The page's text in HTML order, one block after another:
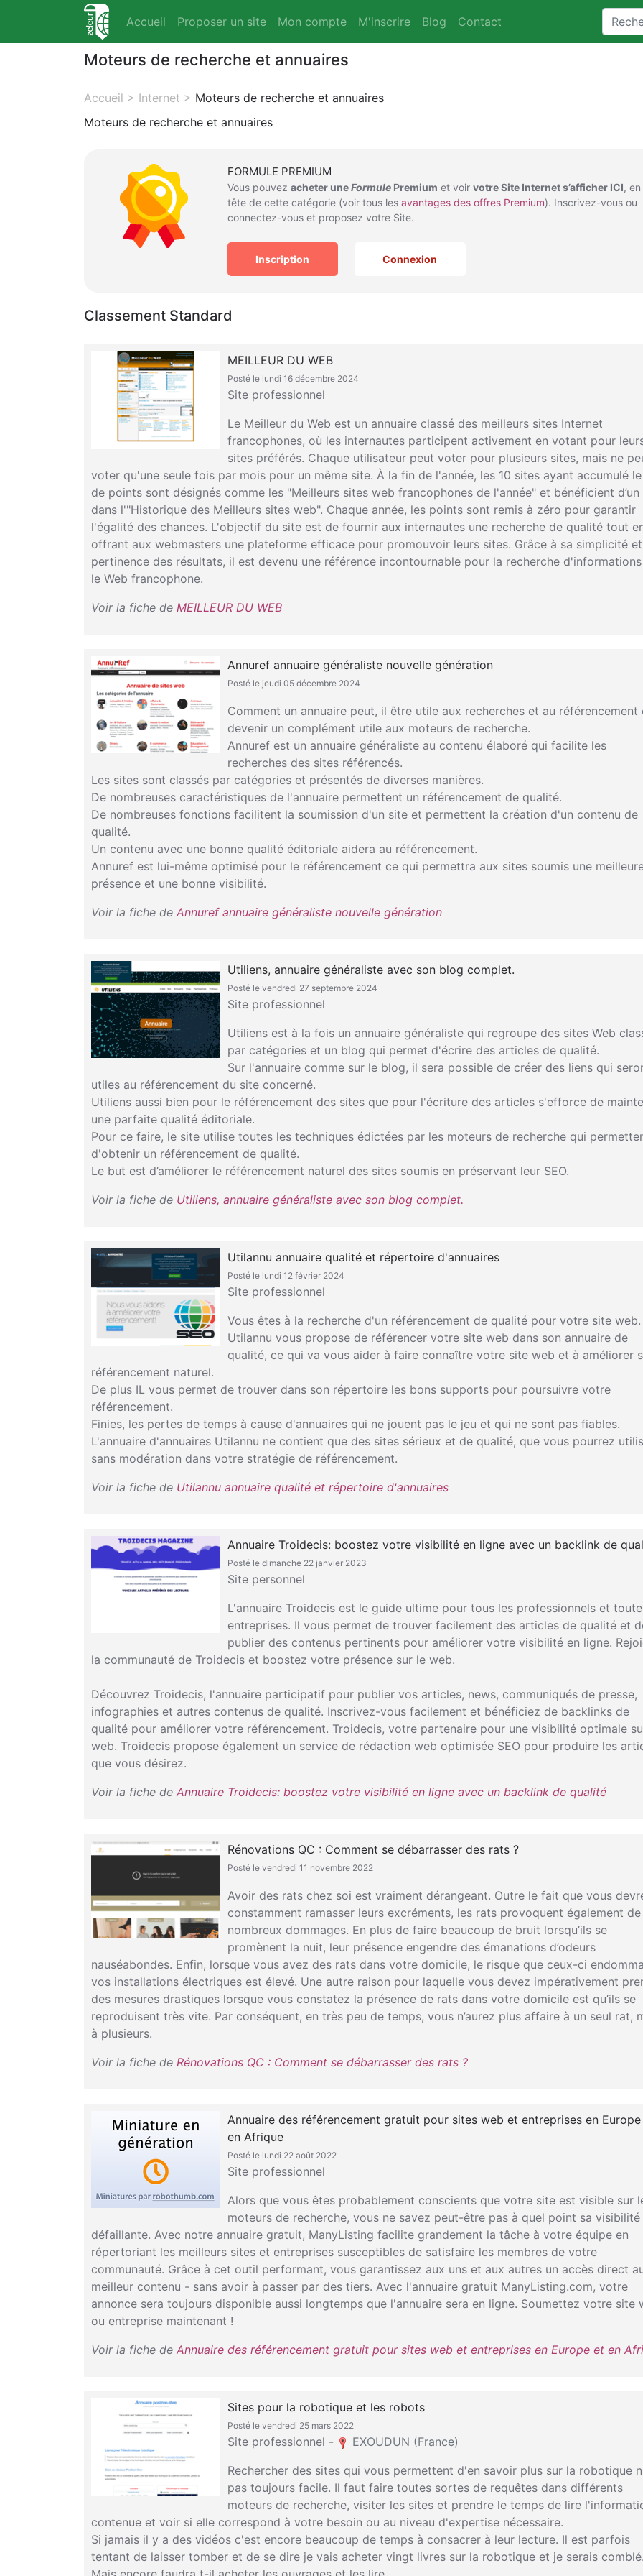
Accueil Proposer un site Mon compte M'inscrire Blog Contact
Moteurs de recherche et annuaires
Accueil > Internet > Moteurs de recherche et annuaires
Moteurs de recherche et annuaires
FORMULE PREMIUM
Vous pouvez acheter uneFormule Premium et voir votre Site Internet s’afficher ICI, en
tête de cette catégorie (voir tous les avantages des offres Premium). Inscrivez-vous ou
connectez-vous et proposez votre Site.
Inscription Connexion
Classement Standard
MEILLEUR DU WEB
Posté le lundi 16 décembre 2024
Site professionnel
Le Meilleur du Web est un annuaire classé des meilleurs sites Internet
francophones, où les internautes participent activement en votant pour
sites préférés. Chaque utilisateur peut voter pour plusieurs sites, mais ne
voter qu'une seule fois par mois pour un même site. À la fin de l'année, les 10 sites ayant accumulé
de points sont désignés comme les "Meilleurs sites web francophones de l'année" et bénéficient d’un
dans l'"Historique des Meilleurs sites web". Chaque année, les points sont remis à zéro pour garantir
l'égalité des chances. L'objectif du site est de fournir aux internautes une recherche de qualité tout
offrant aux webmasters une plateforme efficace pour promouvoir leurs sites. Grâce à sa simplicité
pertinence des résultats, il est devenu une référence incontournable pour la recherche
le Web francophone.
Voir la fiche de MEILLEUR DU WEB
Annuref annuaire généraliste nouvelle génération
Posté le jeudi 05 décembre 2024
Comment un annuaire peut, il être utile aux recherches et au référencement
devenir un complément utile aux moteurs de recherche.
Annuref est un annuaire généraliste au contenu élaboré qui facilite les
recherches des sites référencés.
Les sites sont classés par catégories et présentés de diverses manières.
De nombreuses caractéristiques de l'annuaire permettent un référencement de qualité.
De nombreuses fonctions facilitent la soumission d'un site et permettent la création d'un contenu de
qualité.
Un contenu avec une bonne qualité éditoriale aidera au référencement.
Annuref est lui-même optimisé pour le référencement ce qui permettra aux sites soumis une
présence et une bonne visibilité.
Voir la fiche de Annuref annuaire généraliste nouvelle génération
Utiliens, annuaire généraliste avec son blog complet.
Posté le vendredi 27 septembre 2024
Site professionnel
Utiliens est à la fois un annuaire généraliste qui regroupe des sites Web
par catégories et un blog qui permet d'écrire des articles de qualité.
Sur l'annuaire comme sur le blog, il sera possible de créer des liens qui
utiles au référencement du site concerné.
Utiliens aussi bien pour le référencement des sites que pour l'écriture des articles s'efforce de
une parfaite qualité éditoriale.
Pour ce faire, le site utilise toutes les techniques édictées par les moteurs de recherche qui
d'obtenir un référencement de qualité.
Le but est d’améliorer le référencement naturel des sites soumis en préservant leur SEO.
Voir la fiche de Utiliens, annuaire généraliste avec son blog complet.
Utilannu annuaire qualité et répertoire d'annuaires
Posté le lundi 12 février 2024
Site professionnel
Vous êtes à la recherche d'un référencement de qualité pour votre site web.
Utilannu vous propose de référencer votre site web dans son annuaire de
qualité, ce qui va vous aider à faire connaître votre site web et à améliorer
référencement naturel.
De plus IL vous permet de trouver dans son répertoire les bons supports pour poursuivre votre
référencement.
Finies, les pertes de temps à cause d'annuaires qui ne jouent pas le jeu et qui ne sont pas fiables.
L'annuaire d'annuaires Utilannu ne contient que des sites sérieux et de qualité, que vous pourrez
sans modération dans votre stratégie de référencement.
Voir la fiche de Utilannu annuaire qualité et répertoire d'annuaires
Annuaire Troidecis: boostez votre visibilité en ligne avec un backlink de
Posté le dimanche 22 janvier 2023
Site personnel
L'annuaire Troidecis est le guide ultime pour tous les professionnels et
entreprises. Il vous permet de trouver facilement des articles de qualité et
publier des contenus pertinents pour améliorer votre visibilité en ligne.
la communauté de Troidecis et boostez votre présence sur le web.
Découvrez Troidecis, l'annuaire participatif pour publier vos articles, news, communiqués de presse,
infographies et autres contenus de qualité. Inscrivez-vous facilement et bénéficiez de backlinks de
qualité pour améliorer votre référencement. Troidecis, votre partenaire pour une visibilité optimale
web. Troidecis propose également un service de rédaction web optimisée SEO pour produire les
que vous désirez.
Voir la fiche de Annuaire Troidecis: boostez votre visibilité en ligne avec un backlink de qualité
Rénovations QC : Comment se débarrasser des rats ?
Posté le vendredi 11 novembre 2022
Avoir des rats chez soi est vraiment dérangeant. Outre le fait que vous
constamment ramasser leurs excréments, les rats provoquent également de
nombreux dommages. En plus de faire beaucoup de bruit lorsqu’ils se
promènent la nuit, leur présence engendre des émanations d’odeurs
nauséabondes. Enfin, lorsque vous avez des rats dans votre domicile, le risque que ceux-ci
vos installations électriques est élevé. Une autre raison pour laquelle vous devez impérativement
des mesures drastiques lorsque vous constatez la présence de rats dans votre domicile est qu’ils se
reproduisent très vite. Par conséquent, en très peu de temps, vous n’aurez plus affaire à un seul rat,
à plusieurs.
Voir la fiche de Rénovations QC : Comment se débarrasser des rats ?
Annuaire des référencement gratuit pour sites web et entreprises en
en Afrique
Posté le lundi 22 août 2022
Site professionnel
Alors que vous êtes probablement conscients que votre site est visible sur
moteurs de recherche, vous ne savez peut-être pas à quel point sa visibilité
défaillante. Avec notre annuaire gratuit, ManyListing facilite grandement la tâche à votre équipe en
répertoriant les meilleurs sites et entreprises susceptibles de satisfaire les membres de votre
communauté. Grâce à cet outil performant, vous garantissez aux uns et aux autres un accès direct
meilleur contenu - sans avoir à passer par des tiers. Avec l'annuaire gratuit ManyListing.com, votre
annonce sera toujours disponible aussi longtemps que l'annuaire sera en ligne. Soumettez votre site
ou entreprise maintenant !
Voir la fiche de Annuaire des référencement gratuit pour sites web et entreprises en Europe et en
Sites pour la robotique et les robots
Posté le vendredi 25 mars 2022
Site professionnel -
EXOUDUN (France)
Rechercher des sites qui vous permettent d'en savoir plus sur la robotique
pas toujours facile. Il faut faire toutes sortes de requêtes dans différents
moteurs de recherche, visiter les sites et prendre le temps de lire
contenue et voir si elle correspond à votre besoin ou au niveau d'expertise nécessaire.
Si jamais il y a des vidéos c'est encore beaucoup de temps à consacrer à leur lecture. Il est parfois
tentant de laisser tomber et de se dire je vais acheter vingt livres sur la robotique et je serais comblé.